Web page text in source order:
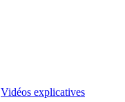
Vidéos explicatives